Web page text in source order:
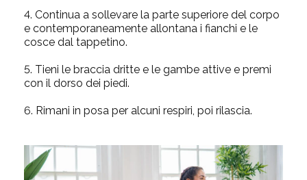
4. Continua a sollevare la parte superiore del corpo
e contemporaneamente allontana i fianchi e le
cosce dal tappetino.
5. Tieni le braccia dritte e le gambe attive e premi
con il dorso dei piedi.
6. Rimani in posa per alcuni respiri, poi rilascia.